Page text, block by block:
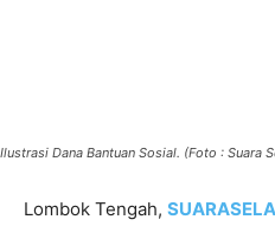
Ilustrasi Dana Bantuan Sosial. (Foto : Suara
Lombok Tengah,